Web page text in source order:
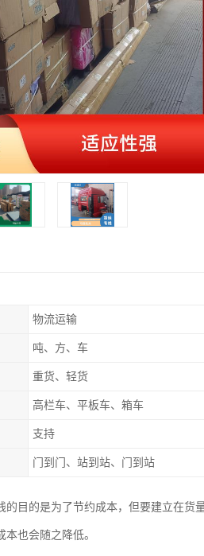
物流运输
吨、方、车
重货、轻货
高栏车、平板车、箱车
支持
门到门、站到站、门到站
的目的是为了节约成本，但要建立在货
本也会随之降低。